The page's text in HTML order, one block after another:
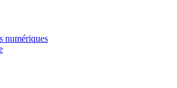
numériques